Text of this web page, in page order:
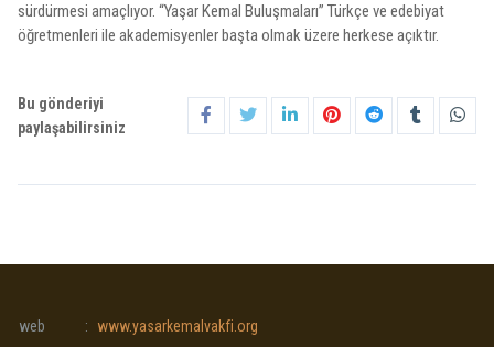
sürdürmesi amaçlıyor. “Yaşar Kemal Buluşmaları” Türkçe ve edebiyat
öğretmenleri ile akademisyenler başta olmak üzere herkese açıktır.
Bu gönderiyi
paylaşabilirsiniz
web : www.yasarkemalvakfi.org